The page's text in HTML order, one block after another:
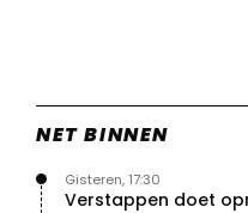
NET BINNEN
Verstappen doet
Gisteren, 17:30